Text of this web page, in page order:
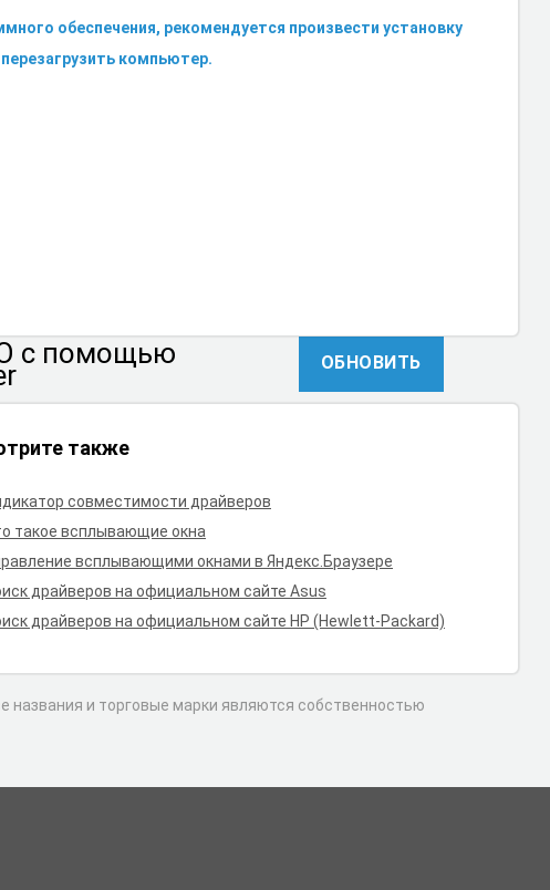
обеспечения, рекомендуется произвести установку
компьютер.
с помощью ОБНОВИТЬ
также
совместимости драйверов
такое всплывающие окна
всплывающими окнами в Яндекс.Браузере
драйверов на официальном сайте Asus
драйверов на официальном сайте HP (Hewlett-Packard)
названия и торговые марки являются собственностью